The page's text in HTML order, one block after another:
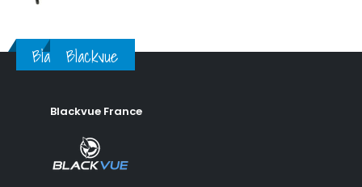
BlackvueBlackvue
Blackvue France